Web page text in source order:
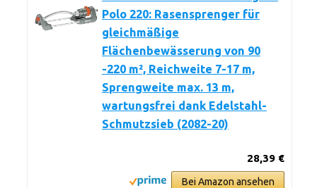
Polo 220: Rasensprenger für
gleichmäßige
Flächenbewässerung von 90
-220 m², Reichweite 7-17 m,
Sprengweite max. 13 m,
wartungsfrei dank Edelstahl-
Schmutzsieb (2082-20)
28,39 €
Bei Amazon ansehen